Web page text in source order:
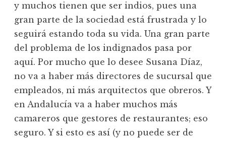
y muchos tienen que ser indios, pues una
gran parte de la sociedad está frustrada y lo
seguirá estando toda su vida. Una gran parte
del problema de los indignados pasa por
aquí. Por mucho que lo desee Susana Díaz,
no va a haber más directores de sucursal que
empleados, ni más arquitectos que obreros. Y
en Andalucía va a haber muchos más
camareros que gestores de restaurantes; eso
seguro. Y si esto es así (y no puede ser de